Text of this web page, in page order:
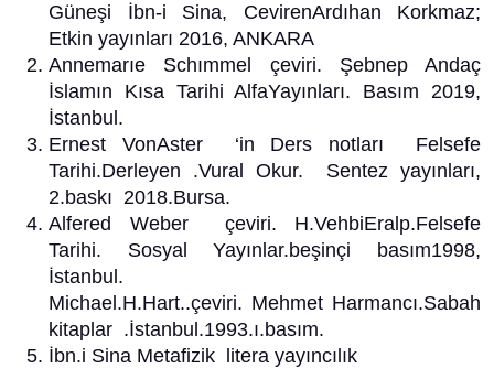
Güneşi İbn-i Sina, CevirenArdıhan Korkmaz;
Etkin yayınları 2016, ANKARA
Annemarıe Schımmel çeviri. Şebnep Andaç
İslamın Kısa Tarihi AlfaYayınları. Basım 2019,
İstanbul.
Ernest VonAster ‘in Ders notları Felsefe
Tarihi.Derleyen .Vural Okur. Sentez yayınları,
2.baskı 2018.Bursa.
Alfered Weber çeviri. H.VehbiEralp.Felsefe
Tarihi. Sosyal Yayınlar.beşinçi basım1998,
İstanbul.
Michael.H.Hart..çeviri. Mehmet Harmancı.Sabah
kitaplar .İstanbul.1993.ı.basım.
İbn.i Sina Metafizik litera yayıncılık